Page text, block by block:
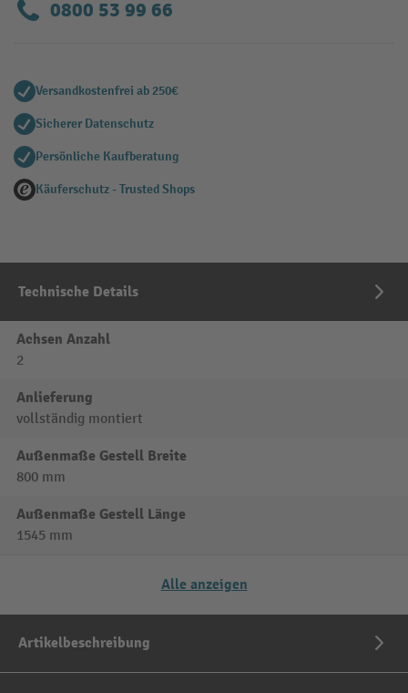
0800 53 99 66
Versandkostenfrei ab 250€
Sicherer Datenschutz
Persönliche Kaufberatung
Käuferschutz - Trusted Shops
Technische Details
Achsen Anzahl
2
Anlieferung
vollständig montiert
Außenmaße Gestell Breite
800 mm
Außenmaße Gestell Länge
1545 mm
Alle anzeigen
Artikelbeschreibung